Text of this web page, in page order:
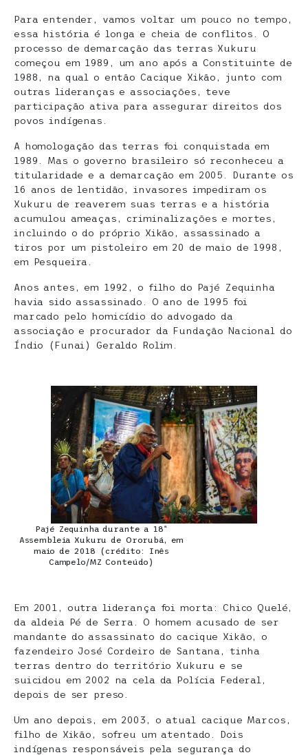
Para entender, vamos voltar um pouco no tempo,
essa história é longa e cheia de conflitos. O
processo de demarcação das terras Xukuru
começou em 1989, um ano após a Constituinte de
1988, na qual o então Cacique Xikão, junto com
outras lideranças e associações, teve
participação ativa para assegurar direitos dos
povos indígenas.
A homologação das terras foi conquistada em
1989. Mas o governo brasileiro só reconheceu a
titularidade e a demarcação em 2005. Durante os
16 anos de lentidão, invasores impediram os
Xukuru de reaverem suas terras e a história
acumulou ameaças, criminalizações e mortes,
incluindo o do próprio Xikão, assassinado a
tiros por um pistoleiro em 20 de maio de 1998,
em Pesqueira.
Anos antes, em 1992, o filho do Pajé Zequinha
havia sido assassinado. O ano de 1995 foi
marcado pelo homicídio do advogado da
associação e procurador da Fundação Nacional do
Índio (Funai) Geraldo Rolim.
Pajé Zequinha durante a 18ª
Assembleia Xukuru de Ororubá, em
maio de 2018 (crédito: Inês
Campelo/MZ Conteúdo)
Em 2001, outra liderança foi morta: Chico Quelé,
da aldeia Pé de Serra. O homem acusado de ser
mandante do assassinato do cacique Xikão, o
fazendeiro José Cordeiro de Santana, tinha
terras dentro do território Xukuru e se
suicidou em 2002 na cela da Polícia Federal,
depois de ser preso.
Um ano depois, em 2003, o atual cacique Marcos,
filho de Xikão, sofreu um atentado. Dois
indígenas responsáveis pela segurança do